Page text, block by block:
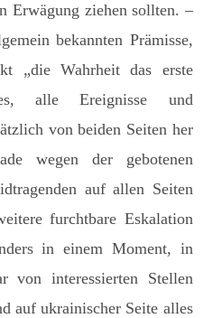
Erwägung ziehen sollten. –
bekannten Prämisse,
„die Wahrheit das erste
alle Ereignisse und
von beiden Seiten her
wegen der gebotenen
auf allen Seiten
furchtbare Eskalation
in einem Moment, in
von interessierten Stellen
auf ukrainischer Seite alles